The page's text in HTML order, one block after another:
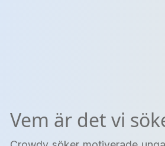
Vem är det vi